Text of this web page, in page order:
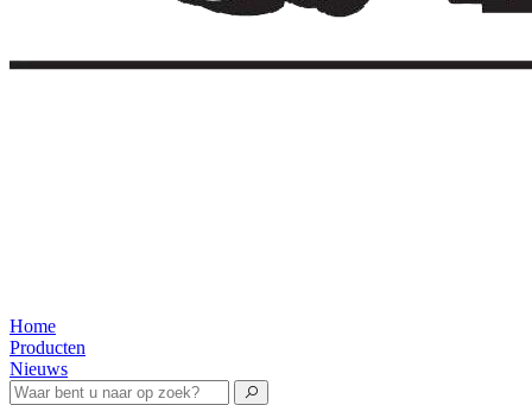
Home
Producten
Nieuws